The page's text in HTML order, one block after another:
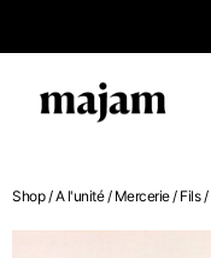
Shop/A l'unité/ Mercerie/ Fils/